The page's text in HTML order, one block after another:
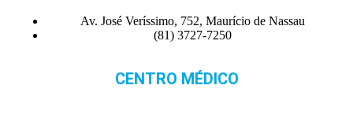
Av. José Veríssimo, 752, Maurício de Nassau
(81) 3727-7250
CENTRO MÉDICO